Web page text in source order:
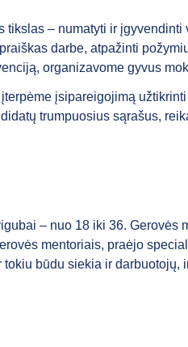
– numatyti ir
darbe, atpažinti
organizavome gyvus
įsipareigojimą
trumpuosius sąrašus,
– nuo 18 iki 36.
mentoriais, praėjo
būdu siekia ir darbuotojų,